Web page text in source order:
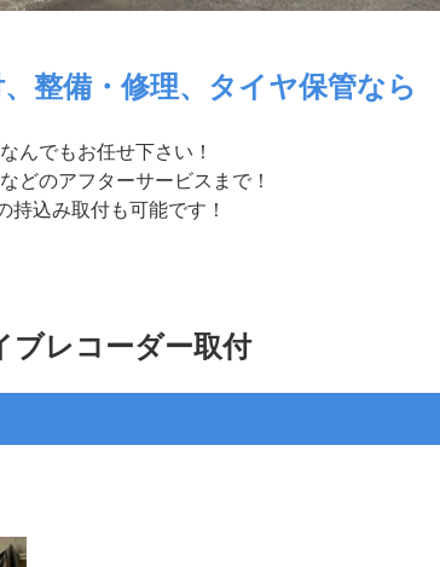
整備・修理、タイヤ保管なら
んでもお任せ下さい！
どのアフターサービスまで！
持込み取付も可能です！
レコーダー取付